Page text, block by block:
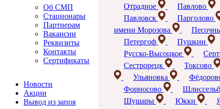
Отрадное
Павлово
Павловск
Парголово
имени Морозова
Петергоф
Пушкин
Русско‑Высоцкое
Сестрорецк
Токсово
Ульяновка
Форносово
Шушары
Юкки
Об СМП
Стационары
Партнерам
Вакансии
Реквизиты
Контакты
Сертификаты
Новости
Акции
Вывод из запоя